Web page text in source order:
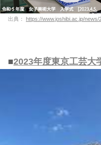
出典： https://www.joshibi.ac.jp/news/
■2023年度東京工芸大